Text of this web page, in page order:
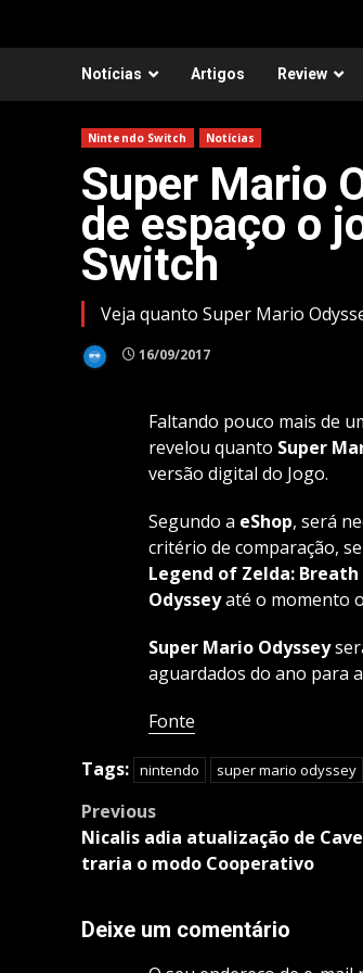
Notícias Artigos Review
Nintendo Switch Notícias
Super Mario
de espaço o
Switch
Veja quanto Super Mario
16/09/2017
Faltando pouco mais de
revelou quanto Super
versão digital do Jogo.
Segundo a eShop, será
critério de comparação,
Legend of Zelda:
Odysseyaté o momento
Super Mario Odyssey
aguardados do ano para
Fonte
Tags: nintendo super mario odyssey
Post
navigation
Previous
Nicalis adia atualização de
traria o modo Cooperativo
Deixe um comentário